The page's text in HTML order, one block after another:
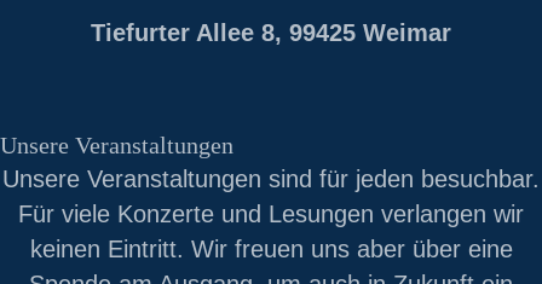
Tiefurter Allee 8, 99425 Weimar
Unsere Veranstaltungen
Unsere Veranstaltungen sind für jeden besuchbar.
Für viele Konzerte und Lesungen verlangen wir
keinen Eintritt. Wir freuen uns aber über eine